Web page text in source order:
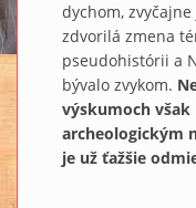
dychom,
zdvorilá zmena
pseudohistórii a
bývalo zvykom.
výskumoch
archeologickým
je už ťažšie